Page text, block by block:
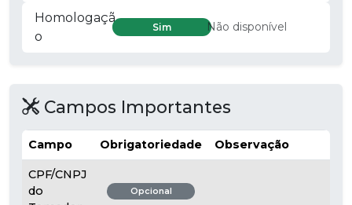
Homologaçã
o
Sim Não disponível
Campos Importantes
Campo Obrigatoriedade Observação
CPF/CNPJ
do
Opcional